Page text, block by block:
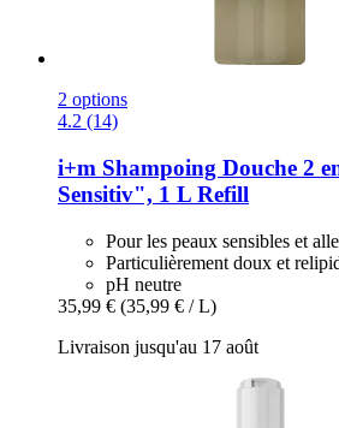
2 options
4.2 (14)
i+m Shampoing Douche 2
Sensitiv", 1 L Refill
Pour les peaux sensibles et
Particulièrement doux et
pH neutre
35,99 € (35,99 € / L)
Livraison jusqu'au 17 août